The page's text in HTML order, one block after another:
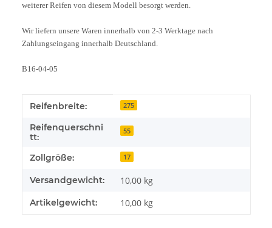
weiterer Reifen von diesem Modell besorgt werden.
Wir liefern unsere Waren innerhalb von 2-3 Werktage nach
Zahlungseingang innerhalb Deutschland.
B16-04-05
Produkteigenschaft
Wert
Reifenbreite: 275
Reifenquerschni
tt:
55
Zollgröße: 17
Versandgewicht: 10,00 kg
Artikelgewicht: 10,00 kg